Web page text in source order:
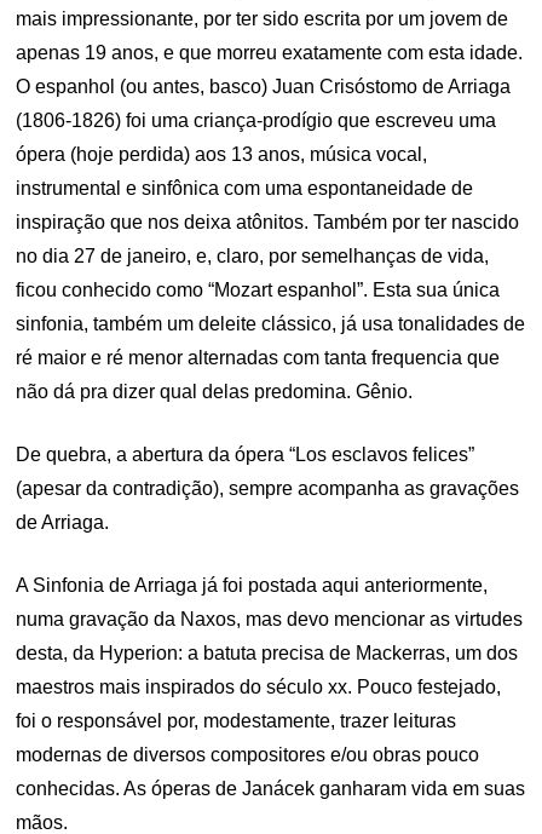
mais impressionante, por ter sido escrita por um jovem de
apenas 19 anos, e que morreu exatamente com esta idade.
O espanhol (ou antes, basco) Juan Crisóstomo de Arriaga
(1806-1826) foi uma criança-prodígio que escreveu uma
ópera (hoje perdida) aos 13 anos, música vocal,
instrumental e sinfônica com uma espontaneidade de
inspiração que nos deixa atônitos. Também por ter nascido
no dia 27 de janeiro, e, claro, por semelhanças de vida,
ficou conhecido como “Mozart espanhol”. Esta sua única
sinfonia, também um deleite clássico, já usa tonalidades de
ré maior e ré menor alternadas com tanta frequencia que
não dá pra dizer qual delas predomina. Gênio.
De quebra, a abertura da ópera “Los esclavos felices”
(apesar da contradição), sempre acompanha as gravações
de Arriaga.
A Sinfonia de Arriaga já foi postada aqui anteriormente,
numa gravação da Naxos, mas devo mencionar as virtudes
desta, da Hyperion: a batuta precisa de Mackerras, um dos
maestros mais inspirados do século xx. Pouco festejado,
foi o responsável por, modestamente, trazer leituras
modernas de diversos compositores e/ou obras pouco
conhecidas. As óperas de Janácek ganharam vida em suas
mãos.